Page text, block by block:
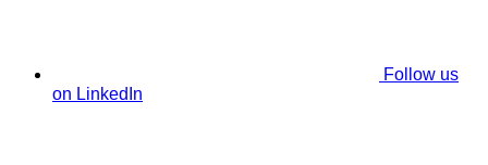
Follow us
on LinkedIn